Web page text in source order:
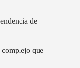
de
complejo que